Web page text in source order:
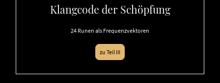
Klangcode der Schöpfung
24 Runen als Frequenzvektoren
zu Teil III